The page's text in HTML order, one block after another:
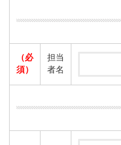
（必
須）
担当
者名